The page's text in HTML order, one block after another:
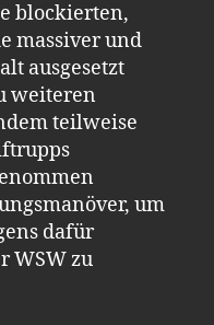
blockierten,
massiver und
ausgesetzt
weiteren
teilweise
um
dafür
WSW zu